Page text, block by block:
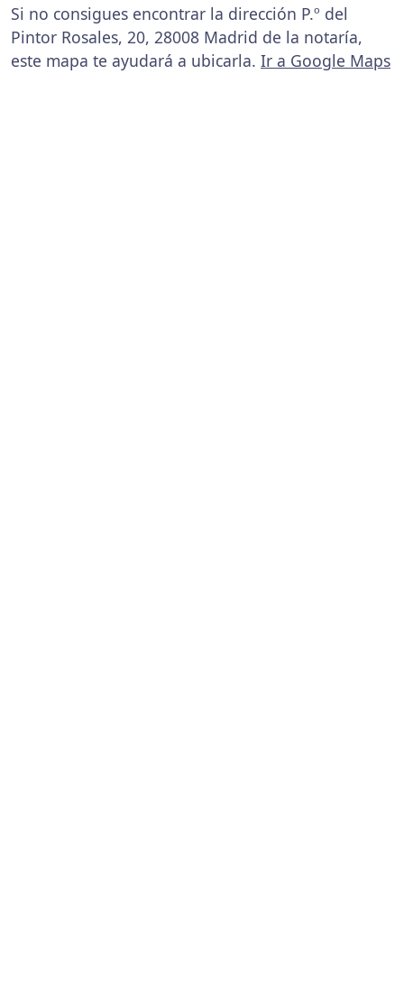
Si no consigues encontrar la dirección P.º del
Pintor Rosales, 20, 28008 Madrid de la notaría,
este mapa te ayudará a ubicarla. Ir a Google Maps